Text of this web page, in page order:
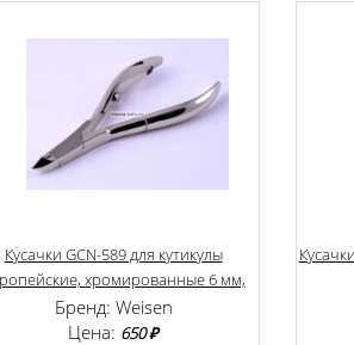
Кусачки GCN-589 для кутикулы
хромированные 6 мм,
ручная заточка
Бренд: Weisen
Цена: 650 ₽